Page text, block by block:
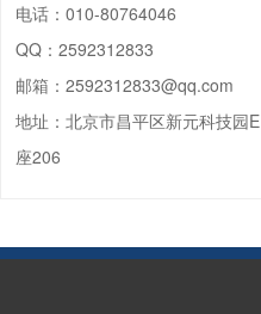
电话： 010-80764046
QQ： 2592312833
邮箱： 2592312833@qq.com
地址： 北京市昌平区新元科技园E
座206